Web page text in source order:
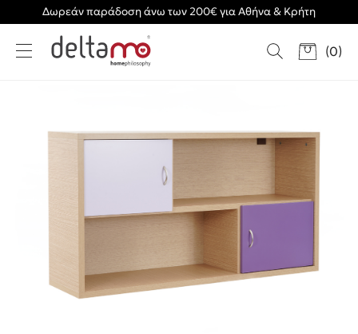
Δωρεάν παράδοση άνω των 200€ για Αθήνα & Κρήτη
(0)